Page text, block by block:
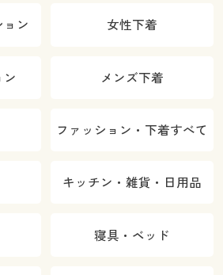
ン 女性下着
メンズ下着
ファッション・下着すべて
キッチン・雑貨・日用品
寝具・ベッド